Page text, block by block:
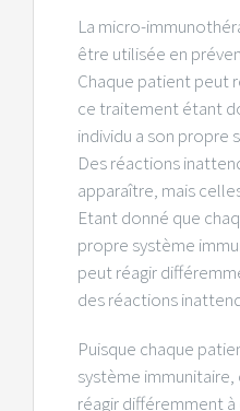
La micro-
être utilisée en
Chaque patient peut
ce traitement étant
individu a son propre
Des réactions
apparaître, mais
Etant donné que
propre système
peut réagir
des réactions
Puisque chaque
système
réagir différemment à